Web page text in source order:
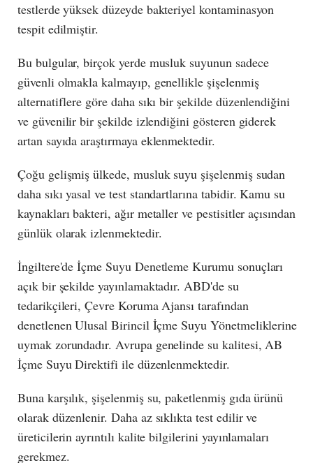
testlerde yüksek düzeyde bakteriyel kontaminasyon
tespit edilmiştir.
Bu bulgular, birçok yerde musluk suyunun sadece
güvenli olmakla kalmayıp, genellikle şişelenmiş
alternatiflere göre daha sıkı bir şekilde düzenlendiğini
ve güvenilir bir şekilde izlendiğini gösteren giderek
artan sayıda araştırmaya eklenmektedir.
Çoğu gelişmiş ülkede, musluk suyu şişelenmiş sudan
daha sıkı yasal ve test standartlarına tabidir. Kamu su
kaynakları bakteri, ağır metaller ve pestisitler açısından
günlük olarak izlenmektedir.
İngiltere'de İçme Suyu Denetleme Kurumu sonuçları
açık bir şekilde yayınlamaktadır. ABD'de su
tedarikçileri, Çevre Koruma Ajansı tarafından
denetlenen Ulusal Birincil İçme Suyu Yönetmeliklerine
uymak zorundadır. Avrupa genelinde su kalitesi, AB
İçme Suyu Direktifi ile düzenlenmektedir.
Buna karşılık, şişelenmiş su, paketlenmiş gıda ürünü
olarak düzenlenir. Daha az sıklıkta test edilir ve
üreticilerin ayrıntılı kalite bilgilerini yayınlamaları
gerekmez.